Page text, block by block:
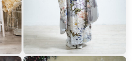
りが可能～
ちのカメラや携帯で
影OK／
はご遠慮いただいております。